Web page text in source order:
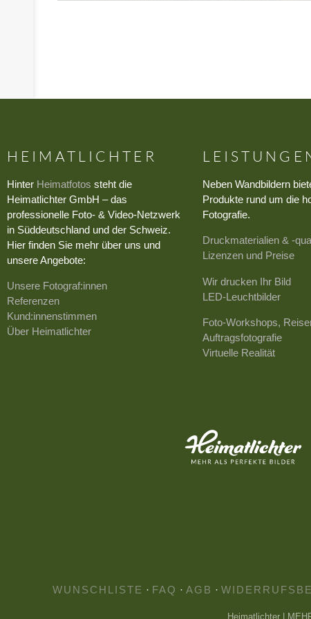
HEIMATLICHTER
Hinter Heimatfotos steht die
Heimatlichter GmbH – das
professionelle Foto- & Video-Netzwerk
in Süddeutschland und der Schweiz.
Hier finden Sie mehr über uns und
unsere Angebote:
Unsere Fotograf:innen
Referenzen
Kund:innenstimmen
Über Heimatlichter
Neben Wandbildern
Produkte rund um die
Fotografie.
Druckmaterialien & -
Lizenzen und Preise
Wir drucken Ihr Bild
LED-Leuchtbilder
Foto-Workshops,
Auftragsfotografie
Virtuelle Realität
WUNSCHLISTE · FAQ · AGB ·
Heimatlichter |